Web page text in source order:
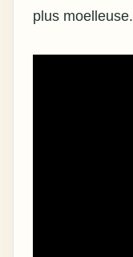
plus moelleuse.